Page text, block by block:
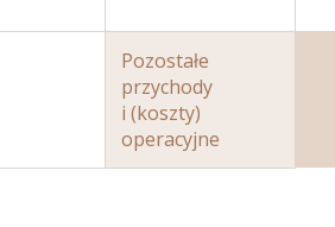
Perspektywy
Pozostałe
przychody
i (koszty)
operacyjne